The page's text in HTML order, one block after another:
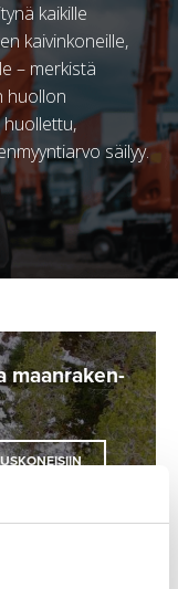
kaikille
kaivinkoneille,
– merkistä
huollon
säilyy.
maan­ra­ken­